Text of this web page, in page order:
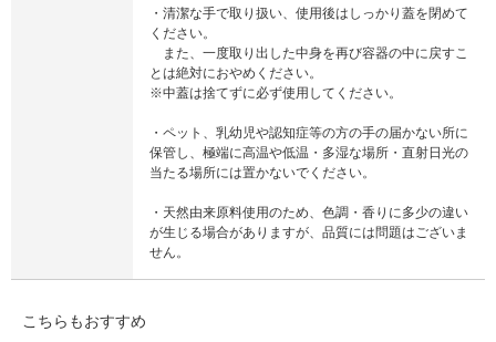
・清潔な手で取り扱い、使用後はしっかり蓋を閉めて
ください。
また、一度取り出した中身を再び容器の中に戻すこ
とは絶対におやめください。
※中蓋は捨てずに必ず使用してください。
・ペット、乳幼児や認知症等の方の手の届かない所に
保管し、極端に高温や低温・多湿な場所・直射日光の
当たる場所には置かないでください。
・天然由来原料使用のため、色調・香りに多少の違い
が生じる場合がありますが、品質には問題はございま
せん。
こちらもおすすめ